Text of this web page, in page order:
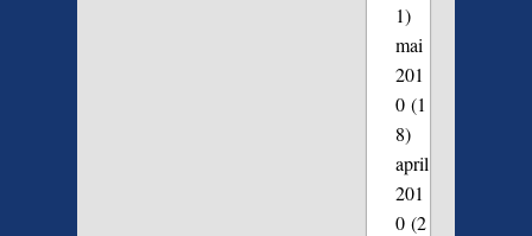
1)
mai
201
0(1
8)
april
201
0(2